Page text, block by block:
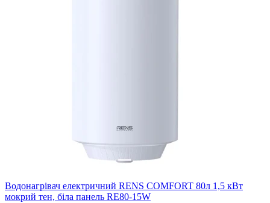
Водонагрівач електричний RENS COMFORT 80л 1,5 кВт
мокрий тен, біла панель RE80-15W